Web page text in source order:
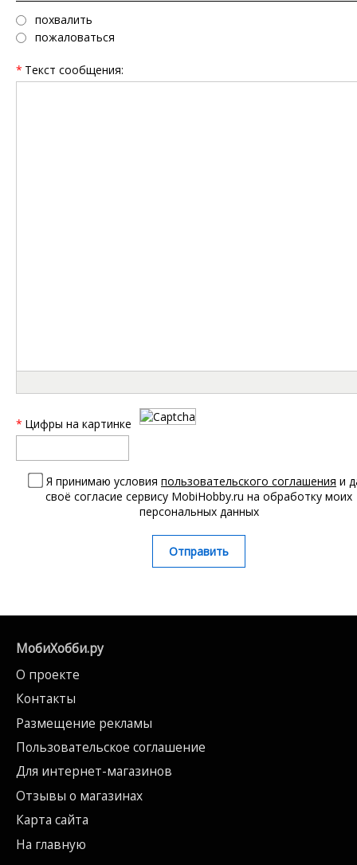
похвалить
пожаловаться
* Текст сообщения:
* Цифры на картинке
Я принимаю условия пользовательского соглашения и
своё согласие сервису MobiHobby.ru на обработку моих
персональных данных
Отправить
МобиХобби.ру
О проекте
Контакты
Размещение рекламы
Пользовательское соглашение
Для интернет-магазинов
Отзывы о магазинах
Карта сайта
На главную